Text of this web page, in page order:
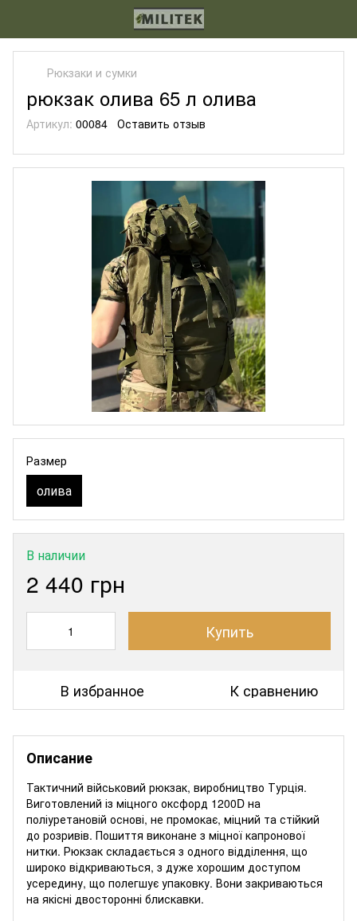
Рюкзаки и сумки
рюкзак олива 65 л олива
Артикул: 00084 Оставить отзыв
Размер
олива
В наличии
2 440 грн
Купить
В избранное К сравнению
Описание
Тактичний військовий рюкзак, виробництво Турція.
Виготовлений із міцного оксфорд 1200D на
поліуретановій основі, не промокає, міцний та стійкий
до розривів. Пошиття виконане з міцної капронової
нитки. Рюкзак складається з одного відділення, що
широко відкриваються, з дуже хорошим доступом
усередину, що полегшує упаковку. Вони закриваються
на якісні двосторонні блискавки.